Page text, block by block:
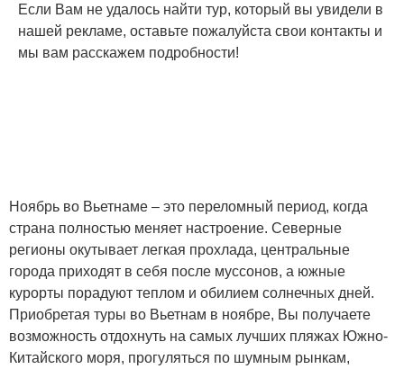
Если Вам не удалось найти тур, который вы увидели в
нашей рекламе, оставьте пожалуйста свои контакты и
мы вам расскажем подробности!
Ноябрь во Вьетнаме – это переломный период, когда
страна полностью меняет настроение. Северные
регионы окутывает легкая прохлада, центральные
города приходят в себя после муссонов, а южные
курорты порадуют теплом и обилием солнечных дней.
Приобретая туры во Вьетнам в ноябре, Вы получаете
возможность отдохнуть на самых лучших пляжах Южно-
Китайского моря, прогуляться по шумным рынкам,